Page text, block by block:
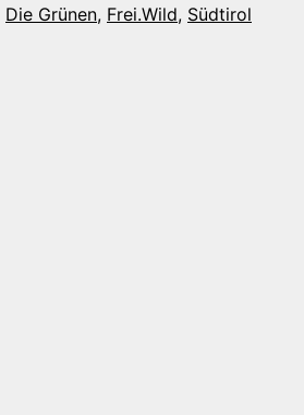
Die Grünen, Frei.Wild, Südtirol